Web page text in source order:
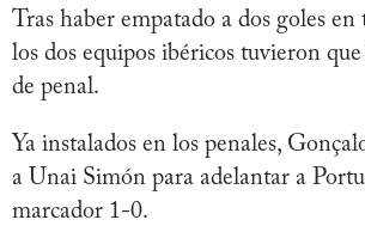
Tras haber empatado a dos goles
los dos equipos ibéricos tuvieron
de penal.
Ya instalados en los penales,
a Unai Simón para adelantar a
marcador 1-0.